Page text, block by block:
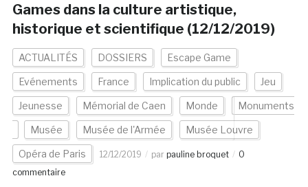
Games dans la culture artistique,
historique et scientifique (12/12/2019)
ACTUALITÉS DOSSIERS Escape Game
Evénements France Implication du public Jeu
Jeunesse Mémorial de Caen Monde Monuments
Musée Musée de l'Armée Musée Louvre
Opéra de Paris 12/12/2019 par pauline broquet
0
commentaire